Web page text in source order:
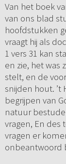
Van het boek
van ons blad
hoofdstukken
vraagt hij als
1 vers 31 kan
en zie, het was
stelt, en de
snijden hout. ’t
begrijpen van
natuur
vragen, En des
vragen er
onbeantwoord